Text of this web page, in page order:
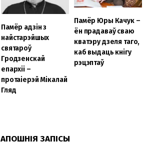
Памёр адзін з
найстарэйшых
святароў
Гродзенскай
епархіі –
протаіерэй Мікалай
Гляд
Памёр Юры Качук –
ён прадаваў сваю
кватэру дзеля таго,
каб выдаць кнігу
рэцэптаў
АПОШНІЯ ЗАПІСЫ